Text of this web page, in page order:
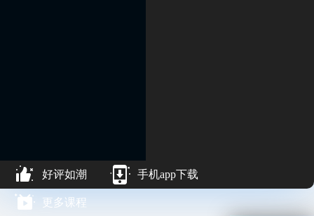
好评如潮 手机app下载
更多课程